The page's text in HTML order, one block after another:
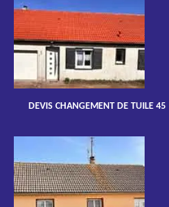
DEVIS CHANGEMENT DE TUILE 45